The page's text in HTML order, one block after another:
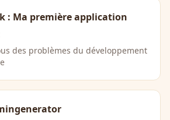
: Ma première application
des problèmes du développement